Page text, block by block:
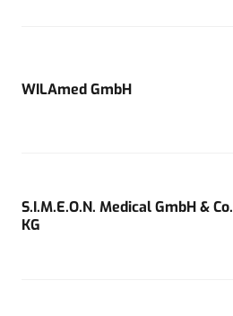
WILAmed GmbH
S.I.M.E.O.N. Medical GmbH & Co.
KG